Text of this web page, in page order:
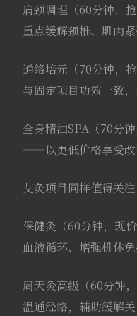
肩颈调理（60分钟，
重点缓解颈椎、肌肉紧
通络培元（70分钟，
与固定项目功效一致，
全身精油SPA（70分
——以更低价格享受改
艾灸项目同样值得关
保健灸（60分钟，现
血液循环、增强机体免
周天灸高级（60分钟
温通经络，辅助缓解关